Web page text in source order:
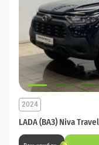
LADA (ВАЗ) Niva Travel
2024